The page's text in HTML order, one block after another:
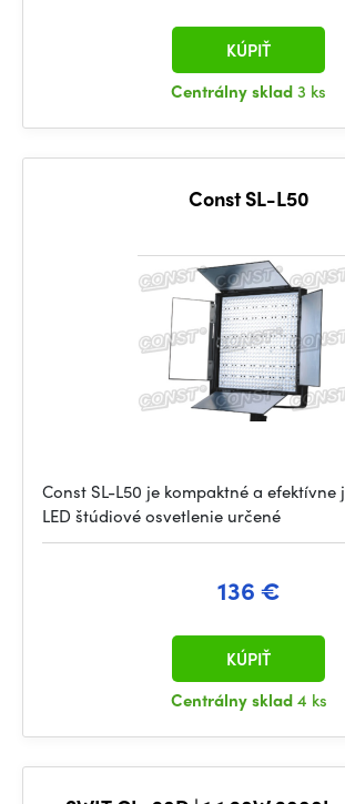
Centrálny sklad3 ks
KÚPIŤ
Const SL-L50
Const SL-L50 je kompaktné a
LED štúdiové osvetlenie určené
136 €
Centrálny sklad4 ks
KÚPIŤ